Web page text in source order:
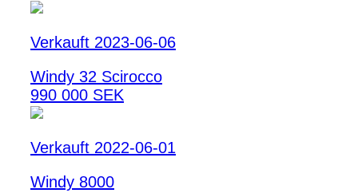
Verkauft 2023-06-06
Windy 32 Scirocco
990 000 SEK
Verkauft 2022-06-01
Windy 8000